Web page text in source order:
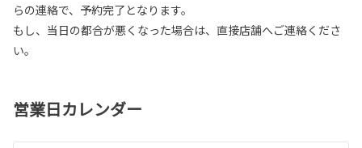
らの連絡で、予約完了となります。
もし、当日の都合が悪くなった場合は、直接店舗へご連絡くださ
い。
営業日カレンダー